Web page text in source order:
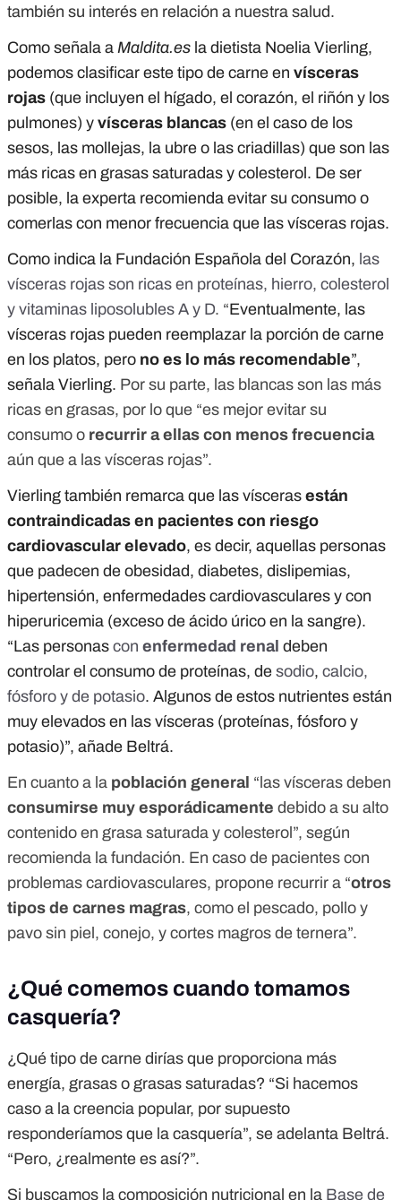
también su interés en relación a nuestra salud.
Como señala a Maldita.es la dietista Noelia Vierling,
podemos clasificar este tipo de carne en vísceras
rojas (que incluyen el hígado, el corazón, el riñón y los
pulmones) y vísceras blancas (en el caso de los
sesos, las mollejas, la ubre o las criadillas) que son las
más ricas en grasas saturadas y colesterol. De ser
posible, la experta recomienda evitar su consumo o
comerlas con menor frecuencia que las vísceras rojas.
Como indica la Fundación Española del Corazón, las
vísceras rojas son ricas en proteínas, hierro, colesterol
y vitaminas liposolubles A y D. “Eventualmente, las
vísceras rojas pueden reemplazar la porción de carne
en los platos, pero no es lo más recomendable”,
señala Vierling. Por su parte, las blancas son las más
ricas en grasas, por lo que “es mejor evitar su
consumo o recurrir a ellas con menos frecuencia
aún que a las vísceras rojas”.
Vierling también remarca que las vísceras están
contraindicadas en pacientes con riesgo
cardiovascular elevado, es decir, aquellas personas
que padecen de obesidad, diabetes, dislipemias,
hipertensión, enfermedades cardiovasculares y con
hiperuricemia (exceso de ácido úrico en la sangre).
“Las personas con enfermedad renal deben
controlar el consumo de proteínas, de sodio, calcio,
fósforo y de potasio. Algunos de estos nutrientes están
muy elevados en las vísceras (proteínas, fósforo y
potasio)”, añade Beltrá.
En cuanto a la población general “las vísceras deben
consumirse muy esporádicamente debido a su alto
contenido en grasa saturada y colesterol”, según
recomienda la fundación. En caso de pacientes con
problemas cardiovasculares, propone recurrir a “otros
tipos de carnes magras, como el pescado, pollo y
pavo sin piel, conejo, y cortes magros de ternera”.
¿Qué comemos cuando tomamos
casquería?
¿Qué tipo de carne dirías que proporciona más
energía, grasas o grasas saturadas? “Si hacemos
caso a la creencia popular, por supuesto
responderíamos que la casquería”, se adelanta Beltrá.
“Pero, ¿realmente es así?”.
Si buscamos la composición nutricional en la Base de